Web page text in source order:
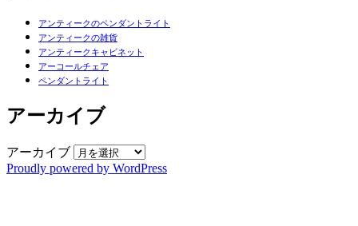
アンティークのペンダントライト
アンティークの雑貨
アンティークキャビネット
アーコールチェア
ペンダントライト
アーカイブ
アーカイブ
Proudly powered by WordPress